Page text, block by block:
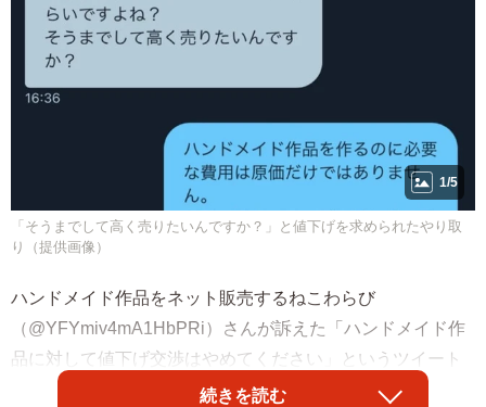
1/5
「そうまでして高く売りたいんですか？」と値下げを求められたやり取
り（提供画像）
ハンドメイド作品をネット販売するねこわらび
（@YFYmiv4mA1HbPRi）さんが訴えた「ハンドメイド作
品に対して値下げ交渉はやめてください」というツイート
が話題を呼んでいます。ある客からハンドメイド作品（送
続きを読む